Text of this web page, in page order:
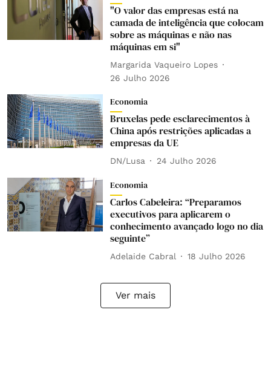
"O valor das empresas está na
camada de inteligência que colocam
sobre as máquinas e não nas
máquinas em si"
Margarida Vaqueiro Lopes
26 Julho 2026
Economia
Bruxelas pede esclarecimentos à
China após restrições aplicadas a
empresas da UE
DN/Lusa 24 Julho 2026
Economia
Carlos Cabeleira: “Preparamos
executivos para aplicarem o
conhecimento avançado logo no dia
seguinte”
Adelaide Cabral 18 Julho 2026
Ver mais